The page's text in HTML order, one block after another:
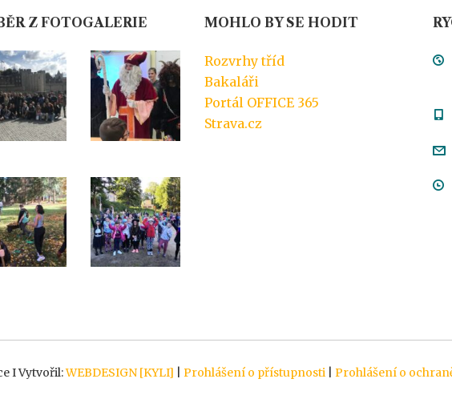
Z FOTOGALERIE MOHLO BY SE HODIT
Rozvrhy tříd
Bakaláři
Portál OFFICE 365
Strava.cz
I Vytvořil:WEBDESIGN [KYLI] Prohlášení o přístupnosti| Prohlášení o